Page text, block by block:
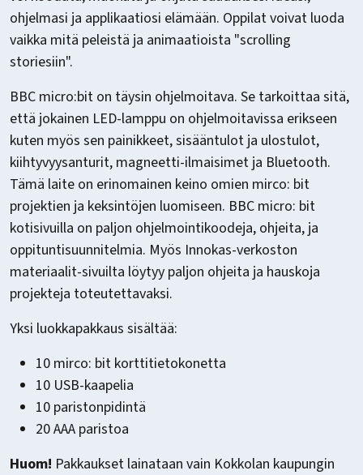
ohjelmasi ja applikaatiosi elämään. Oppilat voivat luoda
vaikka mitä peleistä ja animaatioista "scrolling
storiesiin".
BBC micro:bit on täysin ohjelmoitava. Se tarkoittaa sitä,
että jokainen LED-lamppu on ohjelmoitavissa erikseen
kuten myös sen painikkeet, sisääntulot ja ulostulot,
kiihtyvyysanturit, magneetti-ilmaisimet ja Bluetooth.
Tämä laite on erinomainen keino omien mirco: bit
projektien ja keksintöjen luomiseen. BBC micro: bit
kotisivuilla on paljon ohjelmointikoodeja, ohjeita, ja
oppituntisuunnitelmia. Myös Innokas-verkoston
materiaalit-sivuilta löytyy paljon ohjeita ja hauskoja
projekteja toteutettavaksi.
Yksi luokkapakkaus sisältää:
10 mirco: bit korttitietokonetta
10 USB-kaapelia
10 paristonpidintä
20 AAA paristoa
Huom! Pakkaukset lainataan vain Kokkolan kaupungin